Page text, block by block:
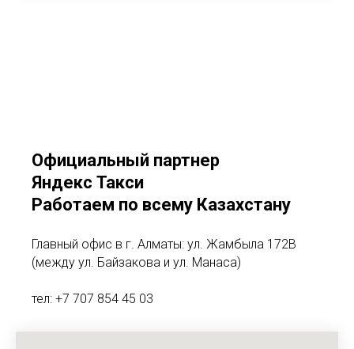
Официальный партнер
Яндекс Такси
Работаем по всему Казахстану
Главный офис в г. Алматы: ул. Жамбыла 172В
(между ул. Байзакова и ул. Манаса)
тел: +7 707 854 45 03